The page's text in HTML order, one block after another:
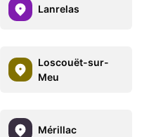
Lanrelas
Loscouët-sur-
Meu
Mérillac